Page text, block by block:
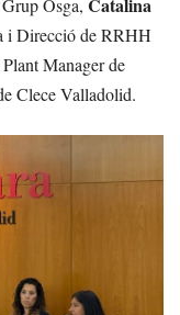
Osga, Catalina
i Direcció de RRHH
Manager de
Clece Valladolid.